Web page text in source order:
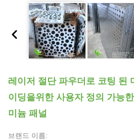
레이저 절단 파우더로 코팅 된
이딩을위한 사용자 정의 가능
미늄 패널
브랜드 이름: